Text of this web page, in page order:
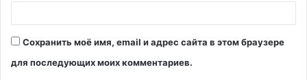
Сохранить моё имя, email и адрес сайта в этом браузере
для последующих моих комментариев.